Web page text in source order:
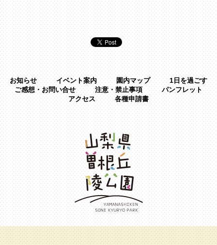
お知らせ イベント案内 園内マップ
1日を過ごす
ご感想・お問い合せ
注意・禁止事項
パンフレット
アクセス
各種申請書